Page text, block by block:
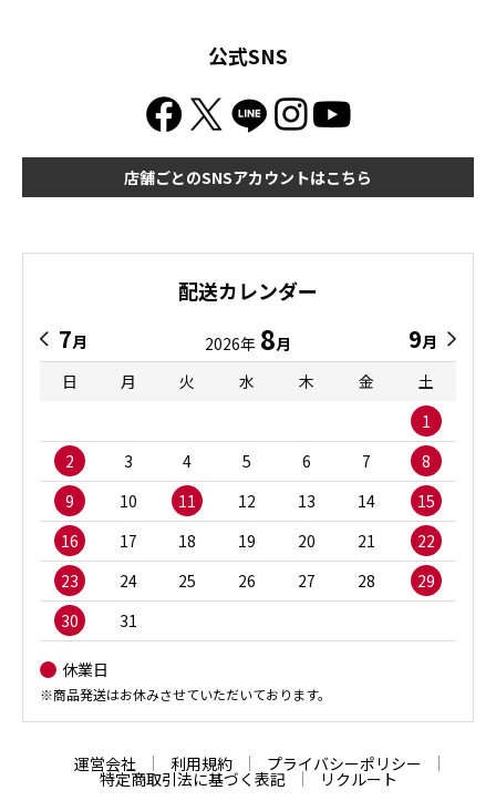
公式SNS
店舗ごとのSNSアカウントはこちら
配送カレンダー
7月 2026年 8月 9月
日
月 火 水 木 金
土
1
2
3 4 5 6 7
8
9
10 11 12 13 14
15
16
17 18 19 20 21
22
23
24 25 26 27 28
29
30
31
休業日
※商品発送はお休みさせていただいております。
運営会社 利用規約 プライバシーポリシー
特定商取引法に基づく表記 リクルート